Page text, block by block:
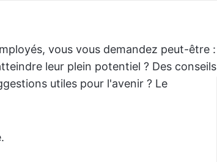
vous vous demandez peut-être :
leur plein potentiel ? Des conseils
utiles pour l'avenir ? Le